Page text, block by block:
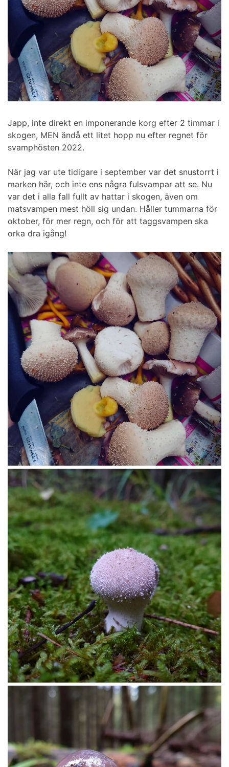
Japp, inte direkt en imponerande korg efter 2 timmar i
skogen, MEN ändå ett litet hopp nu efter regnet för
svamphösten 2022.
När jag var ute tidigare i september var det snustorrt i
marken här, och inte ens några fulsvampar att se. Nu
var det i alla fall fullt av hattar i skogen, även om
matsvampen mest höll sig undan. Håller tummarna för
oktober, för mer regn, och för att taggsvampen ska
orka dra igång!